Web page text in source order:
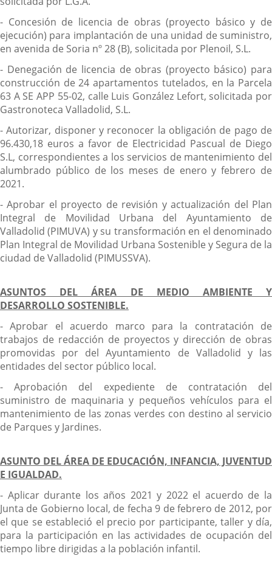
- Concesión de licencia de obras (proyecto básico y de
ejecución) para implantación de una unidad de suministro,
en avenida de Soria nº 28 (B), solicitada por Plenoil, S.L.
- Denegación de licencia de obras (proyecto básico) para
construcción de 24 apartamentos tutelados, en la Parcela
63 A SE APP 55-02, calle Luis González Lefort, solicitada por
Gastronoteca Valladolid, S.L.
- Autorizar, disponer y reconocer la obligación de pago de
96.430,18 euros a favor de Electricidad Pascual de Diego
S.L, correspondientes a los servicios de mantenimiento del
alumbrado público de los meses de enero y febrero de
2021.
- Aprobar el proyecto de revisión y actualización del Plan
Integral de Movilidad Urbana del Ayuntamiento de
Valladolid (PIMUVA) y su transformación en el denominado
Plan Integral de Movilidad Urbana Sostenible y Segura de la
ciudad de Valladolid (PIMUSSVA).
ASUNTOS DEL ÁREA DE MEDIO AMBIENTE Y
DESARROLLO SOSTENIBLE.
- Aprobar el acuerdo marco para la contratación de
trabajos de redacción de proyectos y dirección de obras
promovidas por del Ayuntamiento de Valladolid y las
entidades del sector público local.
- Aprobación del expediente de contratación del
suministro de maquinaria y pequeños vehículos para el
mantenimiento de las zonas verdes con destino al servicio
de Parques y Jardines.
ASUNTO DEL ÁREA DE EDUCACIÓN, INFANCIA, JUVENTUD
E IGUALDAD.
- Aplicar durante los años 2021 y 2022 el acuerdo de la
Junta de Gobierno local, de fecha 9 de febrero de 2012, por
el que se estableció el precio por participante, taller y día,
para la participación en las actividades de ocupación del
tiempo libre dirigidas a la población infantil.